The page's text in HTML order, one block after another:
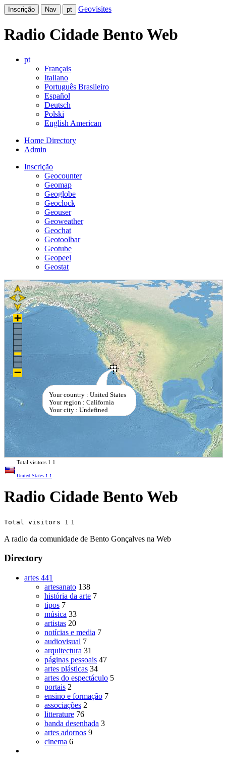
Inscrição Nav pt Geovisites
Radio Cidade Bento Web
pt
Français
Italiano
Português Brasileiro
Español
Deutsch
Polski
English American
Home Directory
Admin
Inscrição
Geocounter
Geomap
Geoglobe
Geoclock
Geouser
Geoweather
Geochat
Geotoolbar
Geotube
Geopeel
Geostat
Your country : United States
Your region : California
Your city : Undefined
Total visitors 1 1
United States 1 1
Radio Cidade Bento Web
Total visitors 1 1
A radio da comunidade de Bento Gonçalves na Web
Directory
artes 441
artesanato 138
história da arte 7
tipos 7
música 33
artistas 20
notícias e media 7
audiovisual 7
arquitectura 31
páginas pessoais 47
artes plásticas 34
artes do espectáculo 5
portais 2
ensino e formação 7
associações 2
litterature 76
banda desenhada 3
artes adornos 9
cinema 6